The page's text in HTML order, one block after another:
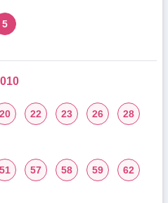
5
20 22 23 26
28
51 57 58 59
62